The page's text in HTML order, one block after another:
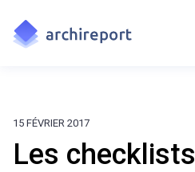
15 FÉVRIER 2017
Les